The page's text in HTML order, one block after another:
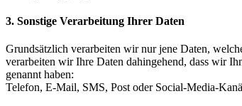
3. Sonstige Verarbeitung Ihrer Daten
Grundsätzlich verarbeiten wir nur jene Daten,
verarbeiten wir Ihre Daten dahingehend, dass wir
genannt haben:
Telefon, E-Mail, SMS, Post oder Social-Media-